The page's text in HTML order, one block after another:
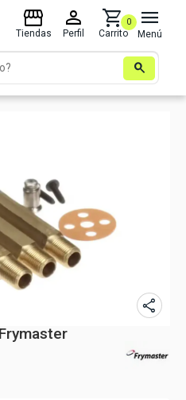
search
storefront
Tiendas
person
Perfil
shopping_cart
Carrito
0 menu
Menú
share